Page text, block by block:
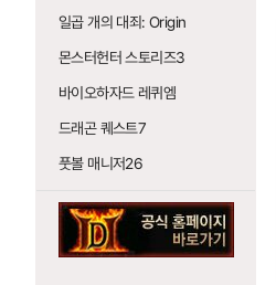
일곱 개의 대죄: Origin
몬스터헌터 스토리즈3
바이오하자드 레퀴엠
드래곤 퀘스트7
풋볼 매니저26